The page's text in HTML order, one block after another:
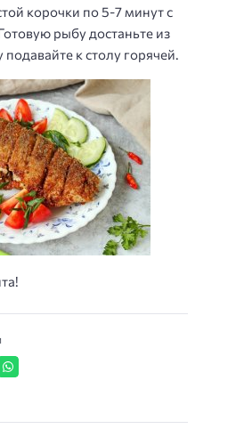
корочки по 5-7 минут с
рыбу достаньте из
к столу горячей.